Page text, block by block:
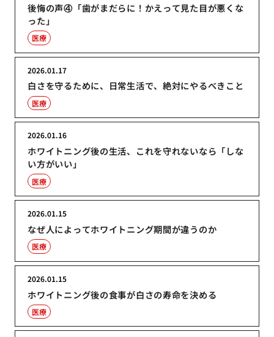
後悔の声④「歯がまだらに！かえって見た目が悪くな
った」
医療
白さを守るために、日常生活で、絶対にやるべきこと
2026.01.17
医療
ホワイトニング後の生活、これを守れないなら「しな
い方がいい」
2026.01.16
医療
なぜ人によってホワイトニング期間が違うのか
2026.01.15
医療
ホワイトニング後の食事が白さの寿命を決める
2026.01.15
医療